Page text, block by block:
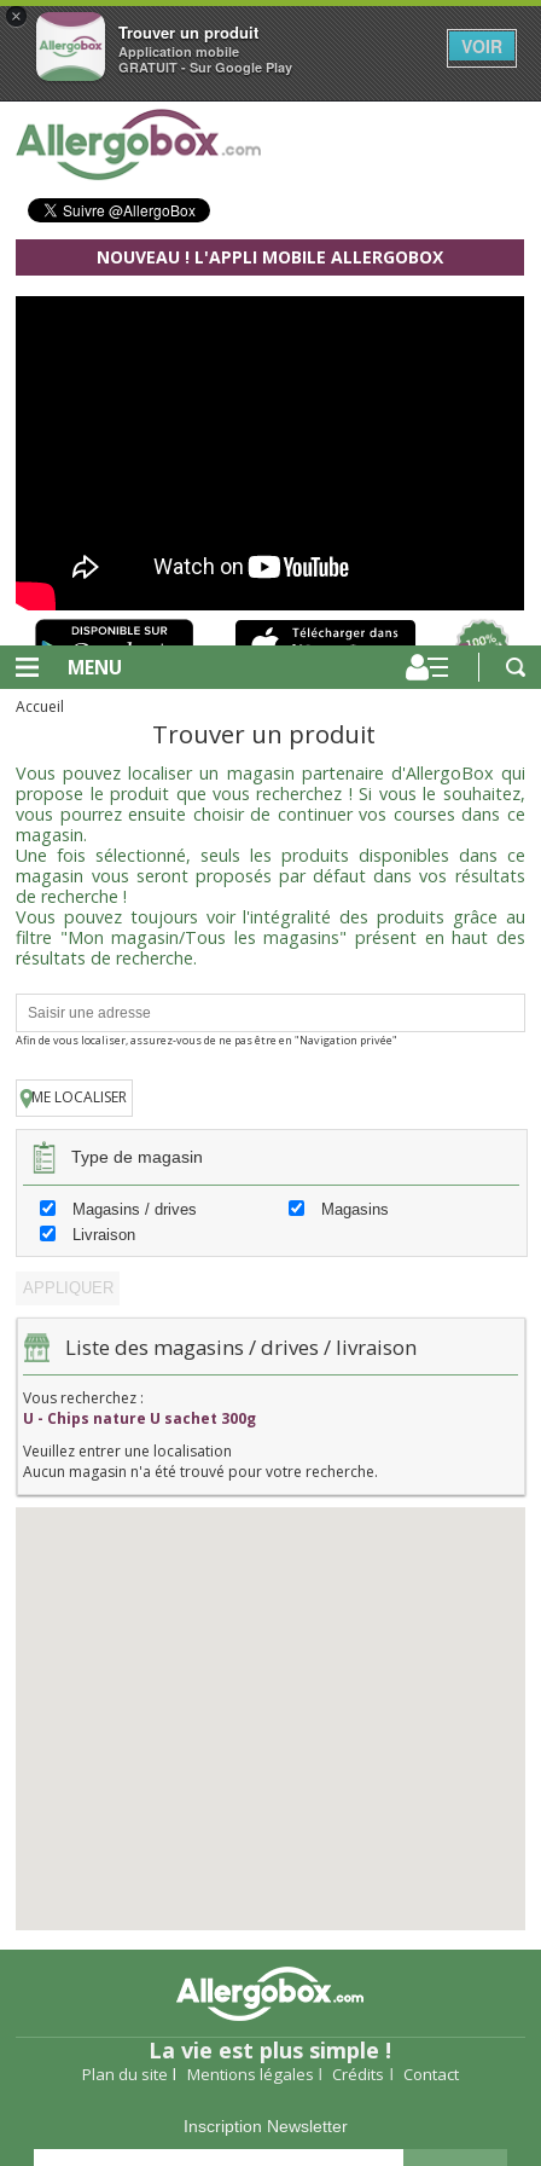
×
Trouver un produit
Application mobile
GRATUIT - Sur Google Play
VOIR
Aller au contenu principal
NOUVEAU ! L'APPLI MOBILE ALLERGOBOX
MENU
Accueil
Trouver un produit
Vous pouvez localiser un magasin partenaire d'AllergoBox qui
propose le produit que vous recherchez ! Si vous le souhaitez,
vous pourrez ensuite choisir de continuer vos courses dans ce
magasin.
Une fois sélectionné, seuls les produits disponibles dans ce
magasin vous seront proposés par défaut dans vos résultats
de recherche !
Vous pouvez toujours voir l'intégralité des produits grâce au
filtre "Mon magasin/Tous les magasins" présent en haut des
résultats de recherche.
Afin de vous localiser, assurez-vous de ne pas être en "Navigation privée"
ME LOCALISER
Type de magasin
Magasins / drives
Magasins
Livraison
Liste des magasins / drives / livraison
Vous recherchez :
U - Chips nature U sachet 300g
Veuillez entrer une localisation
Aucun magasin n'a été trouvé pour votre recherche.
La vie est plus simple !
Plan du site Mentions légales Crédits Contact
Inscription Newsletter